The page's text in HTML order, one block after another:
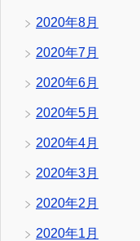
2020年8月
2020年7月
2020年6月
2020年5月
2020年4月
2020年3月
2020年2月
2020年1月